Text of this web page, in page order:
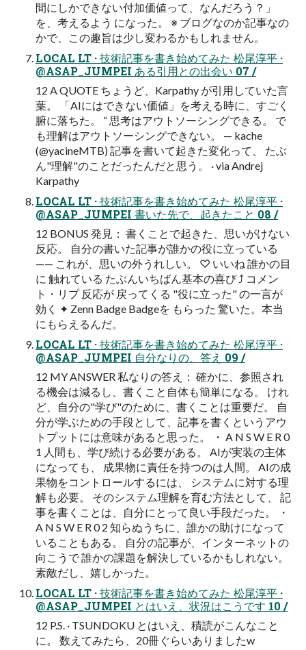
間にしかできない付加価値って、なんだろう？」
を、考えるよう になった。 ※ ブログなのか記事なの
かで、この趣旨は少し変わるかもしれません。
LOCAL LT · 技術記事を書き始めてみた 松尾淳平 ·
@ASAP_JUMPEI ある引用との出会い 07 /
12 A QUOTE ちょうど、Karpathy が引用していた言
葉。 「AIにはできない価値」を考える時に、すごく
腑に落ちた。 “ 思考はアウトソーシングできる。 で
も理解はアウトソーシングできない。 — kache
(@yacineMTB) 記事を書いて起きた変化って、 たぶ
ん"理解"のことだったんだと思う。 · via Andrej
Karpathy
LOCAL LT · 技術記事を書き始めてみた 松尾淳平 ·
@ASAP_JUMPEI 書いた先で、起きたこと 08 /
12 BONUS 発見： 書くことで起きた、思いがけない
反応。 自分の書いた記事が誰かの役に立っている
—— これが、思いの外うれしい。 ♡ いいね 誰かの目
に 触れている たぶんいちばん基本の喜び ⤴ コメン
ト・リプ 反応が 戻ってくる "役に立った" の一言が
効く ✦ Zenn Badge Badgeを もらった 驚いた。本当
にもらえるんだ。
LOCAL LT · 技術記事を書き始めてみた 松尾淳平 ·
@ASAP_JUMPEI 自分なりの、答え 09 /
12 MY ANSWER 私なりの答え： 確かに、参照され
る機会は減るし、書くこと自体も簡単になる。 けれ
ど、自分の"学び"のために、書くことは重要だ。 自
分が学ぶための手段として、記事を書くというアウ
トプットには意味があると思った。 ・ A N S W E R 0
1 人間も、学び続ける必要がある。 AIが実装の主体
になっても、 成果物に責任を持つのは人間。 AIの成
果物をコントロールするには、 システムに対する理
解も必要。 そのシステム理解を育む方法として、 記
事を書くことは、自分にとって良い手段だった。 ・
A N S W E R 0 2 知らぬうちに、誰かの助けになって
いることもある。 自分の記事が、インターネットの
向こうで 誰かの課題を解決しているかもしれない。
素敵だし、嬉しかった。
LOCAL LT · 技術記事を書き始めてみた 松尾淳平 ·
@ASAP_JUMPEI とはいえ、状況はこうです 10 /
12 P.S. · TSUNDOKU とはいえ、積読がこんなこと
に。 数えてみたら、20冊ぐらいありましたw